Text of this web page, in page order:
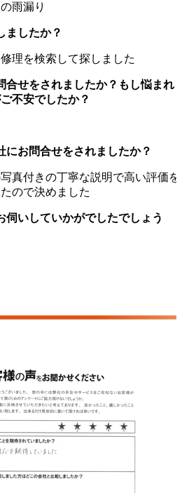
雨漏り
ましたか？
理を検索して探しました
合せをされましたか？もし悩まれ
不安でしたか？
にお問合せをされましたか？
真付きの丁寧な説明で高い評価を
ので決めました
伺いしていかがでしたでしょう